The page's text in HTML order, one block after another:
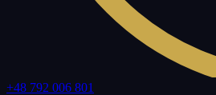
+48 792 006 801